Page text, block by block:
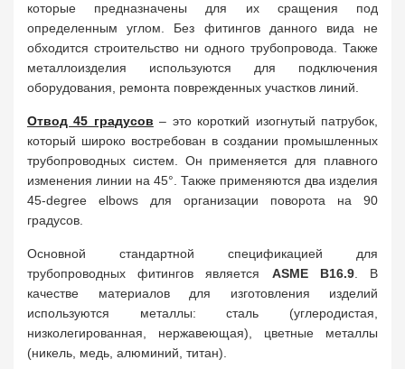
которые предназначены для их сращения под
определенным углом. Без фитингов данного вида не
обходится строительство ни одного трубопровода. Также
металлоизделия используются для подключения
оборудования, ремонта поврежденных участков линий.
Отвод 45 градусов – это короткий изогнутый патрубок,
который широко востребован в создании промышленных
трубопроводных систем. Он применяется для плавного
изменения линии на 45°. Также применяются два изделия
45-degree elbows для организации поворота на 90
градусов.
Основной стандартной спецификацией для
трубопроводных фитингов является ASME B16.9. В
качестве материалов для изготовления изделий
используются металлы: сталь (углеродистая,
низколегированная, нержавеющая), цветные металлы
(никель, медь, алюминий, титан).